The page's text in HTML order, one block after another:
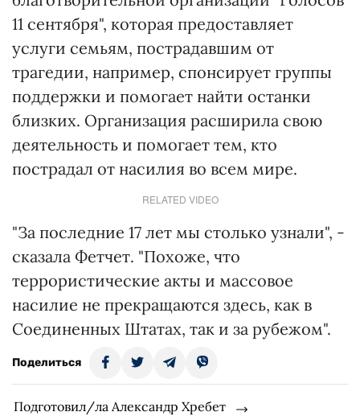
11 сентября", которая предоставляет
услуги семьям, пострадавшим от
трагедии, например, спонсирует группы
поддержки и помогает найти останки
близких. Организация расширила свою
деятельность и помогает тем, кто
пострадал от насилия во всем мире.
RELATED VIDEO
"За последние 17 лет мы столько узнали", -
сказала Фетчет. "Похоже, что
террористические акты и массовое
насилие не прекращаются здесь, как в
Соединенных Штатах, так и за рубежом".
Поделиться
Подготовил/ла Александр Хребет